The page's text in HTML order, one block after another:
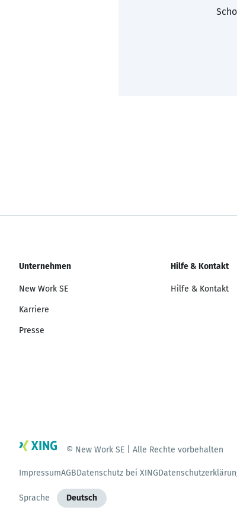
Unternehmen
New Work SE
Karriere
Presse
Hilfe & Kontakt
Hilfe & Kontakt
© New Work SE | Alle Rechte vorbehalten
ImpressumAGBDatenschutz bei XING
Sprache Deutsch